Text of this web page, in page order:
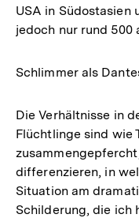
USA in Südostasien
jedoch nur rund 500
Schlimmer als
Die Verhältnisse in
Flüchtlinge sind wie
differenzieren, in
Situation am
Schilderung, die ich